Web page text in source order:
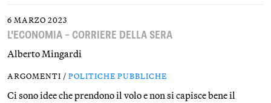
6 MARZO 2023
L'ECONOMIA – CORRIERE DELLA SERA
Alberto Mingardi
ARGOMENTI / POLITICHE PUBBLICHE
Ci sono idee che prendono il volo e non si capisce bene il